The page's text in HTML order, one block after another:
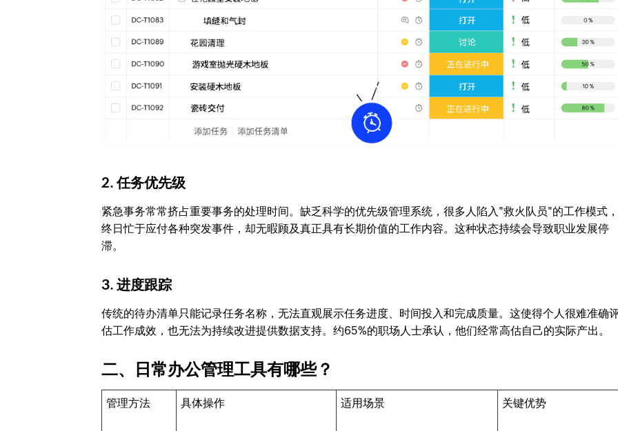
2. 任务优先级
紧急事务常常挤占重要事务的处理时间。缺乏科学的优先级管理系统，很多人陷入"救火队员"的工作模式，
终日忙于应付各种突发事件，却无暇顾及真正具有长期价值的工作内容。这种状态持续会导致职业发展停
滞。
3. 进度跟踪
传统的待办清单只能记录任务名称，无法直观展示任务进度、时间投入和完成质量。这使得个人很难准确
估工作成效，也无法为持续改进提供数据支持。约65%的职场人士承认，他们经常高估自己的实际产出。
二、日常办公管理工具有哪些？
管理方法 具体操作 适用场景 关键优势